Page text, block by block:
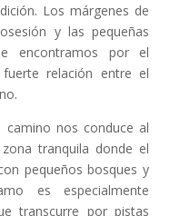
Los márgenes de
y las pequeñas
encontramos por el
relación entre el
camino nos conduce al
tranquila donde el
pequeños bosques y
es especialmente
transcurre por pistas